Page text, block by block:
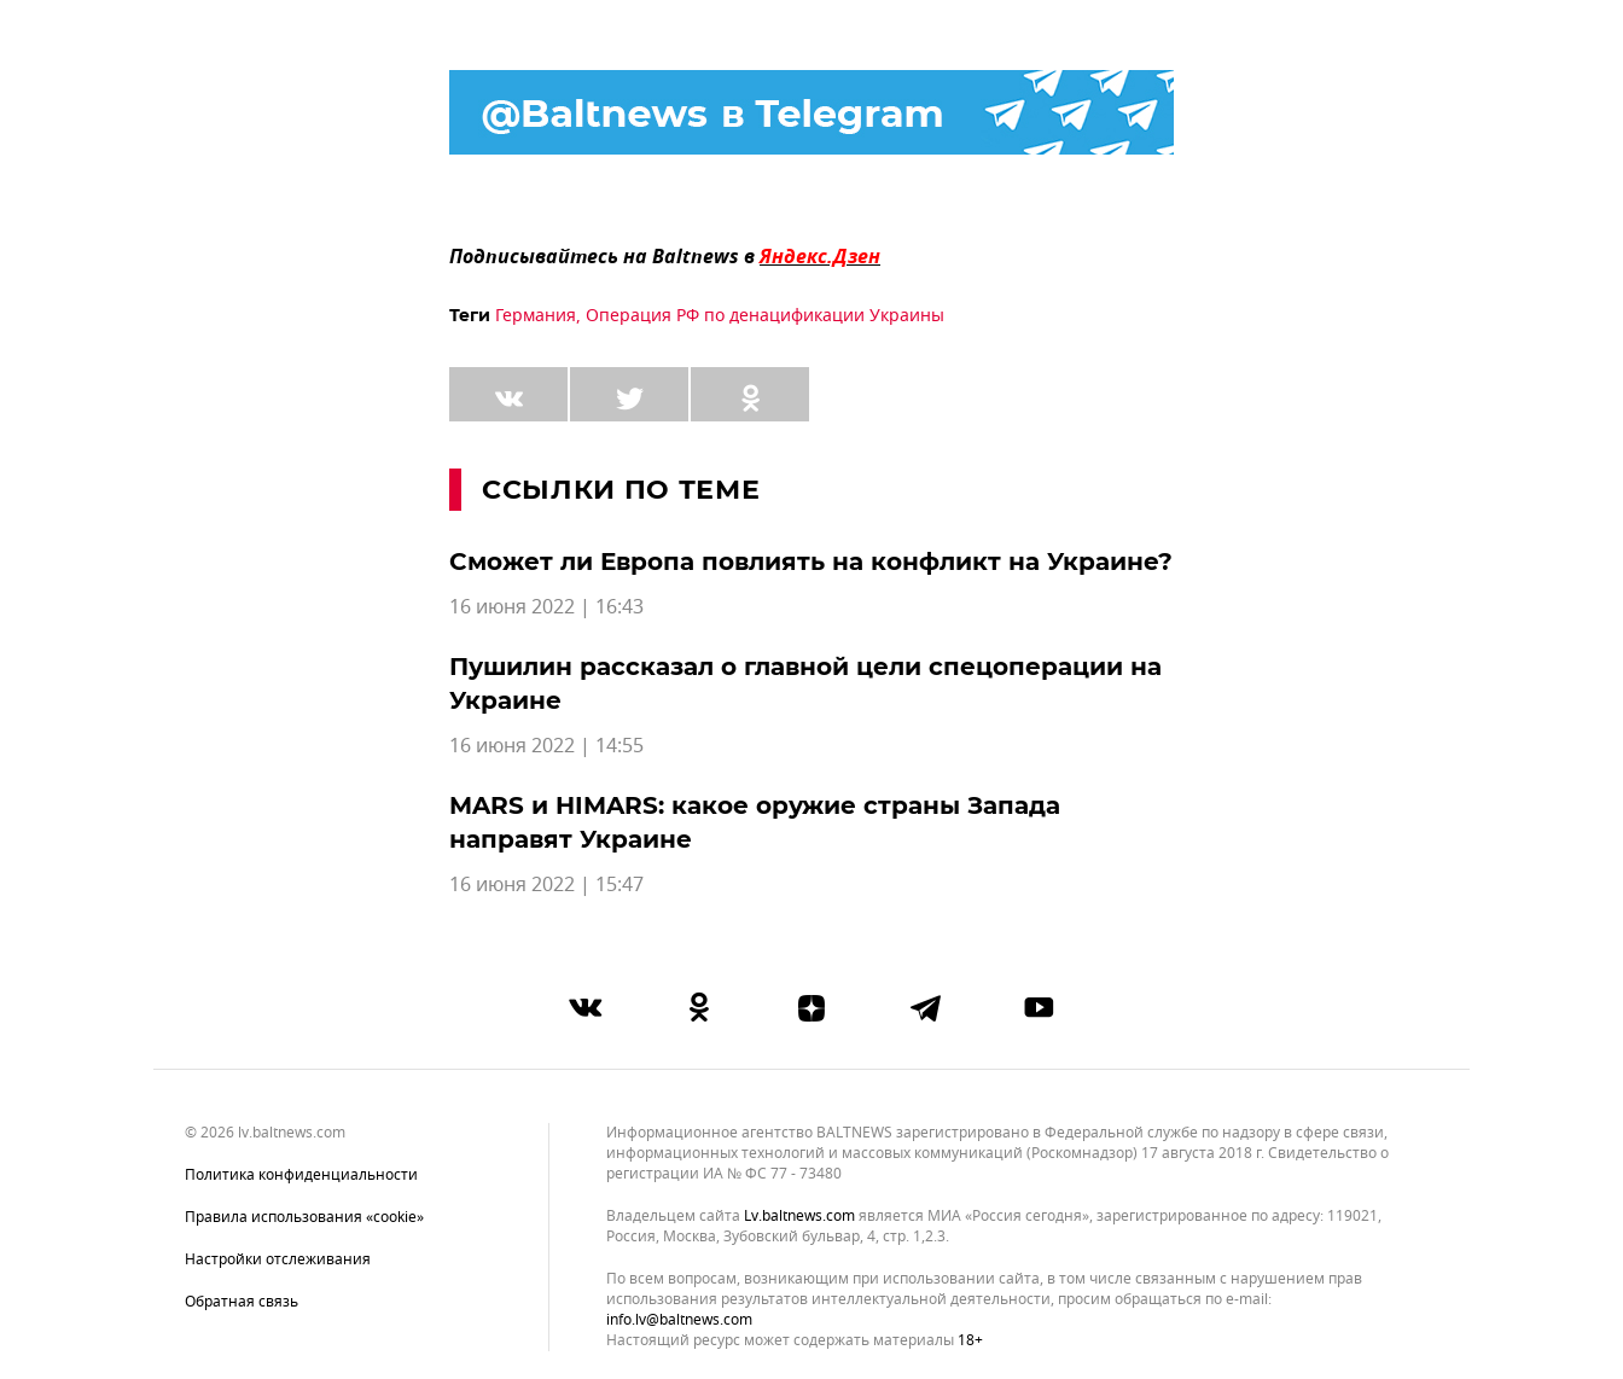
Подписывайтесь на Baltnews вЯндекс.Дзен
Теги Германия, Операция РФ по денацификации Украины
ССЫЛКИ ПО ТЕМЕ
Сможет ли Европа повлиять на конфликт на Украине?
16 июня 2022 | 16:43
Пушилин рассказал о главной цели спецоперации на
Украине
16 июня 2022 | 14:55
MARS и HIMARS: какое оружие страны Запада
направят Украине
16 июня 2022 | 15:47
© 2026 lv.baltnews.com
Политика конфиденциальности
Правила использования «cookie»
Настройки отслеживания
Обратная связь
Информационное агентство BALTNEWS зарегистрировано в Федеральной службе по надзору в сфере связи,
информационных технологий и массовых коммуникаций (Роскомнадзор) 17 августа 2018 г. Свидетельство о
регистрации ИА № ФС 77 - 73480
Владельцем сайта lv.baltnews.comявляется МИА «Россия сегодня», зарегистрированное по адресу: 119021,
Россия, Москва, Зубовский бульвар, 4, стр. 1,2.3.
По всем вопросам, возникающим при использовании сайта, в том числе связанным с нарушением прав
использования результатов интеллектуальной деятельности, просим обращаться по e-mail:
info.lv@baltnews.com
Настоящий ресурс может содержать материалы 18+